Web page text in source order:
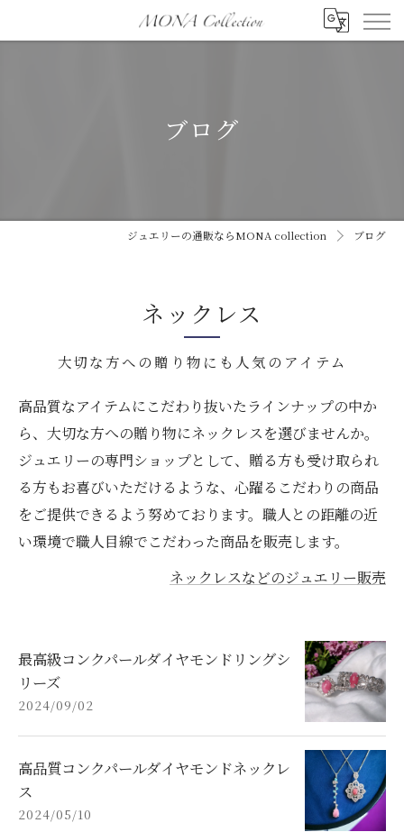
ブログ
ジュエリーの通販ならMONA collection ブログ
ネックレス
大切な方への贈り物にも人気のアイテム
高品質なアイテムにこだわり抜いたラインナップの中か
ら、大切な方への贈り物にネックレスを選びませんか。
ジュエリーの専門ショップとして、贈る方も受け取られ
る方もお喜びいただけるような、心躍るこだわりの商品
をご提供できるよう努めております。職人との距離の近
い環境で職人目線でこだわった商品を販売します。
ネックレスなどのジュエリー販売
最高級コンクパールダイヤモンドリングシ
リーズ
2024/09/02
高品質コンクパールダイヤモンドネックレ
ス
2024/05/10